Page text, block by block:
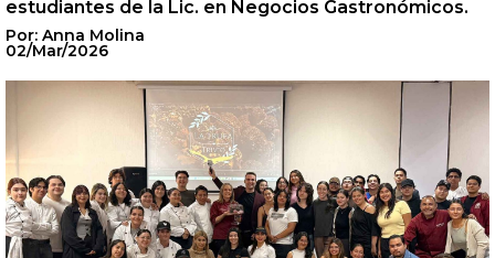
estudiantes de la Lic. en Negocios Gastronómicos.
Por: Anna Molina
02/Mar/2026